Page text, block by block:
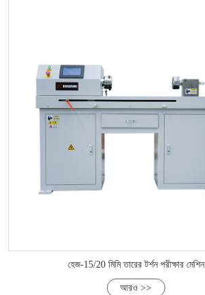
হেজ-15/20 মিমি তারের টর্শন পরীক্ষার মেশিন
আরও >>